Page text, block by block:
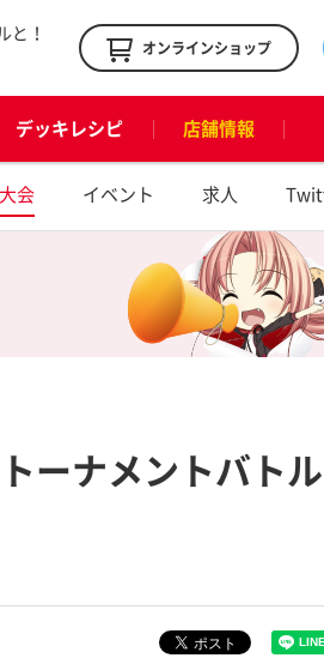
と！
オンラインショップ
デッキレシピ 店舗情報
大会 イベント 求人
ーナメントバトル